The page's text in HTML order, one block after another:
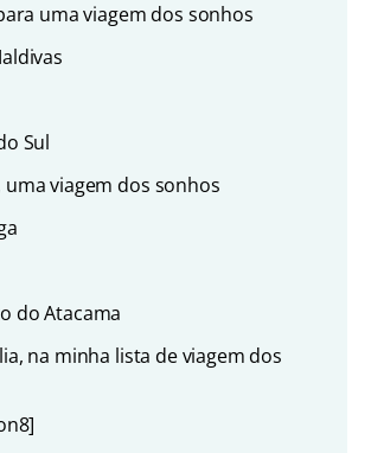
uma viagem dos sonhos
Sul
uma viagem dos sonhos
do Atacama
na minha lista de viagem dos